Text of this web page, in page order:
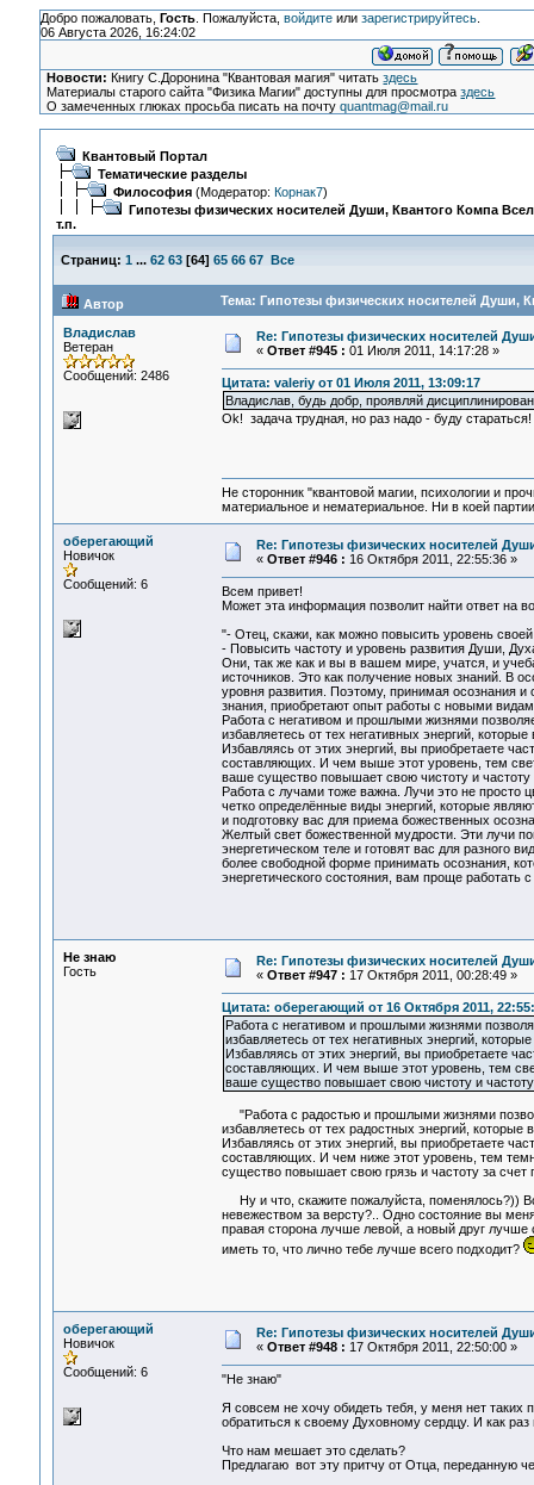
Добро пожаловать, Гость. Пожалуйста, войдитеили зарегистрируйтесь.
06 Августа 2026, 16:24:02
Новости: Книгу С.Доронина "Квантовая магия" читатьздесь
Материалы старого сайта "Физика Магии" доступны для просмотраздесь
О замеченных глюках просьба писать на почтуquantmag@mail.ru
Квантовый Портал
Тематические разделы
Философия(Модератор: Корнак7)
Гипотезы физических носителей Души, Квантого Компа
т.п.
Страниц: 1 ... 62 63[64] 65 66 67 Все
Автор Тема: Гипотезы физических носителей Души,
Владислав
Ветеран
Сообщений: 2486
Re: Гипотезы физических носителей
« Ответ #945 : 01 Июля 2011, 14:17:28 »
Цитата: valeriy от 01 Июля 2011, 13:09:17
Владислав, будь добр, проявляй
Ok! задача трудная, но раз надо - буду
Не сторонник "квантовой магии, психологии и
материальное и нематериальное. Ни в коей
оберегающий
Новичок
Сообщений: 6
Re: Гипотезы физических носителей
« Ответ #946 : 16 Октября 2011, 22:55:36 »
Всем привет!
Может эта информация позволит найти ответ на
"- Отец, скажи, как можно повысить уровень
- Повысить частоту и уровень развития Души,
Они, так же как и вы в вашем мире, учатся, и
источников. Это как получение новых знаний. В
уровня развития. Поэтому, принимая
знания, приобретают опыт работы с новыми
Работа с негативом и прошлыми жизнями
избавляетесь от тех негативных энергий,
Избавляясь от этих энергий, вы приобретаете
составляющих. И чем выше этот уровень, тем
ваше существо повышает свою чистоту и
Работа с лучами тоже важна. Лучи это не просто
четко определённые виды энергий, которые
и подготовку вас для приема божественных
Желтый свет божественной мудрости. Эти лучи
энергетическом теле и готовят вас для разного
более свободной форме принимать осознания,
энергетического состояния, вам проще работать
Не знаю
Гость
Re: Гипотезы физических носителей
« Ответ #947 : 17 Октября 2011, 00:28:49 »
Цитата: оберегающий от 16 Октября 2011,
Работа с негативом и прошлыми жизнями
избавляетесь от тех негативных энергий,
Избавляясь от этих энергий, вы приобретаете
составляющих. И чем выше этот уровень, тем
ваше существо повышает свою чистоту и
"Работа с радостью и прошлыми жизнями
избавляетесь от тех радостных энергий,
Избавляясь от этих энергий, вы приобретаете
составляющих. И чем ниже этот уровень, тем
существо повышает свою грязь и частоту за
Ну и что, скажите пожалуйста, поменялось?))
невежеством за версту?.. Одно состояние вы
правая сторона лучше левой, а новый друг
иметь то, что лично тебе лучше всего подходит?
оберегающий
Новичок
Сообщений: 6
Re: Гипотезы физических носителей
« Ответ #948 : 17 Октября 2011, 22:50:00 »
"Не знаю"
Я совсем не хочу обидеть тебя, у меня нет
обратиться к своему Духовному сердцу. И как
Что нам мешает это сделать?
Предлагаю вот эту притчу от Отца, переданную